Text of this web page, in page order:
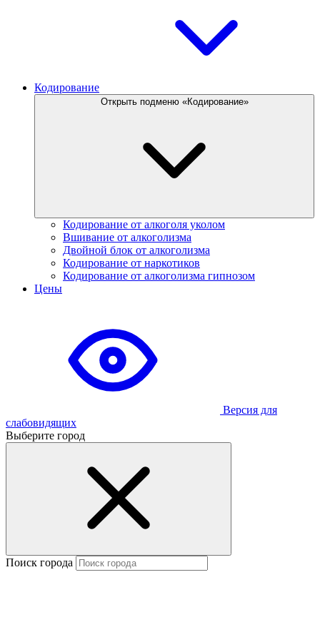
Кодирование
Открыть подменю «Кодирование»
Кодирование от алкоголя уколом
Вшивание от алкоголизма
Двойной блок от алкоголизма
Кодирование от наркотиков
Кодирование от алкоголизма гипнозом
Цены
Версия для
слабовидящих
Выберите город
Поиск города